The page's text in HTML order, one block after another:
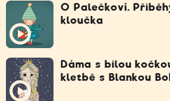
O Palečkovi.
kloučka
Dáma s bílou
kletbě s Blankou